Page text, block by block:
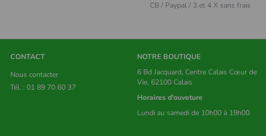
CB / Paypal / 3 et 4 X sans frais
CONTACT
Nous contacter
Tél. : 01 89 70 60 37
NOTRE BOUTIQUE
6 Bd Jacquard, Centre Calais Cœur de
Vie, 62100 Calais
Horaires d'ouveture
Lundi au samedi de 10h00 à 19h00